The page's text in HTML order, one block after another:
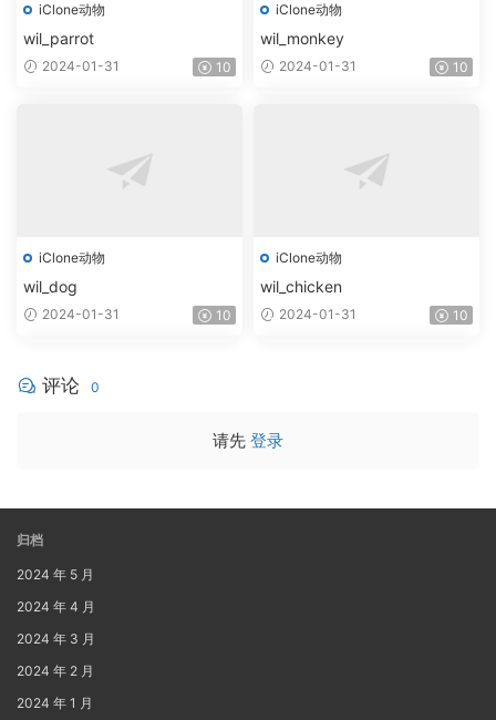
iClone动物
wil_parrot
2024-01-31 10
iClone动物
wil_monkey
2024-01-31 10
iClone动物
wil_dog
2024-01-31 10
iClone动物
wil_chicken
2024-01-31 10
评论 0
请先 登录
归档
2024 年 5 月
2024 年 4 月
2024 年 3 月
2024 年 2 月
2024 年 1 月